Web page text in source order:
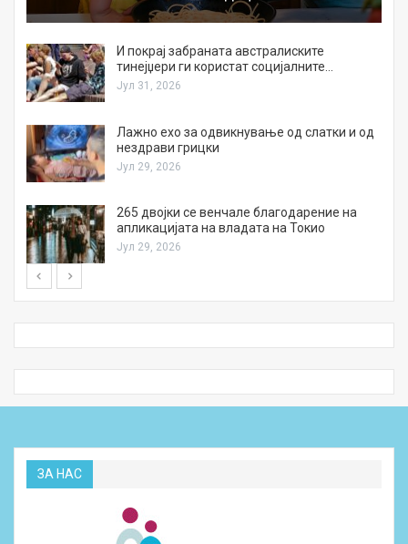
И покрај забраната австралиските
тинејџери ги користат социјалните…
Јул 31, 2026
Лажно ехо за одвикнување од слатки и од
нездрави грицки
Јул 29, 2026
265 двојки се венчале благодарение на
апликацијата на владата на Токио
Јул 29, 2026
ЗА НАС